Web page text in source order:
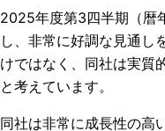
2025年度第3四半期（暦
し、非常に好調な見通し
けではなく、同社は実質
と考えています。
同社は非常に成長性の高